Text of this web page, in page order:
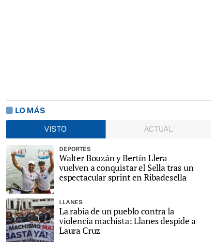
LO MÁS
VISTO
ACTUAL
DEPORTES
Walter Bouzán y Bertín Llera
vuelven a conquistar el Sella tras un
espectacular sprint en Ribadesella
LLANES
La rabia de un pueblo contra la
violencia machista: Llanes despide a
Laura Cruz